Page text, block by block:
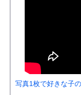
写真1枚で好きな子